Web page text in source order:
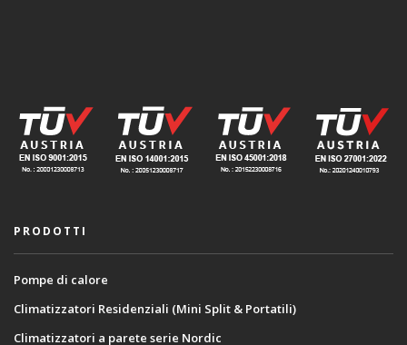
PRODOTTI
Pompe di calore
Climatizzatori Residenziali (Mini Split & Portatili)
Climatizzatori a parete serie Nordic